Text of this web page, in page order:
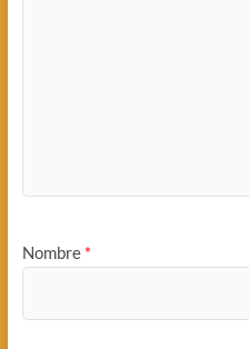
Nombre *